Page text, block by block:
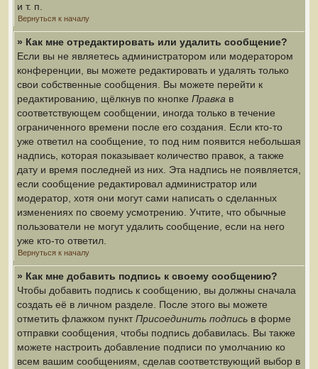
и т. п.
Вернуться к началу
» Как мне отредактировать или удалить сообщение?
Если вы не являетесь администратором или модератором
конференции, вы можете редактировать и удалять только
свои собственные сообщения. Вы можете перейти к
редактированию, щёлкнув по кнопке Правка в
соответствующем сообщении, иногда только в течение
ограниченного времени после его создания. Если кто-то
уже ответил на сообщение, то под ним появится небольшая
надпись, которая показывает количество правок, а также
дату и время последней из них. Эта надпись не появляется,
если сообщение редактировал администратор или
модератор, хотя они могут сами написать о сделанных
изменениях по своему усмотрению. Учтите, что обычные
пользователи не могут удалить сообщение, если на него
уже кто-то ответил.
Вернуться к началу
» Как мне добавить подпись к своему сообщению?
Чтобы добавить подпись к сообщению, вы должны сначала
создать её в личном разделе. После этого вы можете
отметить флажком пунктПрисоединить подпись в форме
отправки сообщения, чтобы подпись добавилась. Вы также
можете настроить добавление подписи по умолчанию ко
всем вашим сообщениям, сделав соответствующий выбор в